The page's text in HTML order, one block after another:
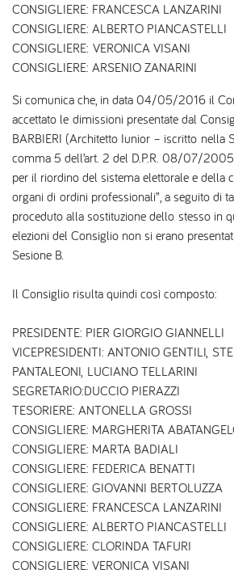
CONSIGLIERE: FRANCESCA LANZARINI
CONSIGLIERE: ALBERTO PIANCASTELLI
CONSIGLIERE: VERONICA VISANI
CONSIGLIERE: ARSENIO ZANARINI
Si comunica che, in data 04/05/2016 il
accettato le dimissioni presentate dal
BARBIERI (Architetto Iunior – iscritto nella
comma 5 dell’art. 2 del D.P.R. 08/07/
per il riordino del sistema elettorale e della
organi di ordini professionali”, a seguito di
proceduto alla sostituzione dello stesso in
elezioni del Consiglio non si erano
Sesione B.
Il Consiglio risulta quindi così composto:
PRESIDENTE: PIER GIORGIO GIANNELLI
VICEPRESIDENTI: ANTONIO GENTILI,
PANTALEONI, LUCIANO TELLARINI
SEGRETARIO:DUCCIO PIERAZZI
TESORIERE: ANTONELLA GROSSI
CONSIGLIERE: MARGHERITA
CONSIGLIERE: MARTA BADIALI
CONSIGLIERE: FEDERICA BENATTI
CONSIGLIERE: GIOVANNI BERTOLUZZA
CONSIGLIERE: FRANCESCA LANZARINI
CONSIGLIERE: ALBERTO PIANCASTELLI
CONSIGLIERE: CLORINDA TAFURI
CONSIGLIERE: VERONICA VISANI